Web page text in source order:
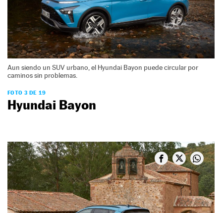
Aun siendo un SUV urbano, el Hyundai Bayon puede circular por
caminos sin problemas.
FOTO 3 DE 19
Hyundai Bayon